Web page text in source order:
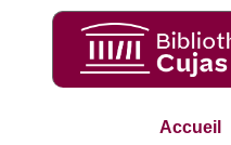
Accueil